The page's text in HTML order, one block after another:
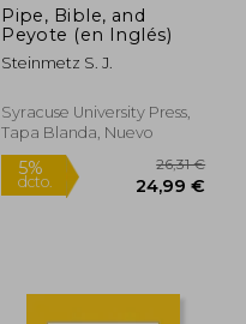
Pipe, Bible, and
Peyote (en Inglés)
Steinmetz S. J.
Syracuse University Press,
Tapa Blanda, Nuevo